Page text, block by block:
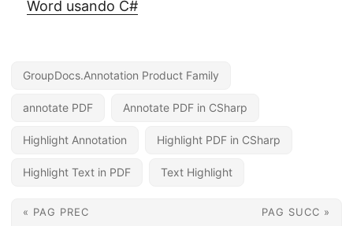
Word usando C#
GroupDocs.Annotation Product Family
annotate PDF Annotate PDF in CSharp
Highlight Annotation Highlight PDF in CSharp
Highlight Text in PDF Text Highlight
« PAG PREC PAG SUCC »